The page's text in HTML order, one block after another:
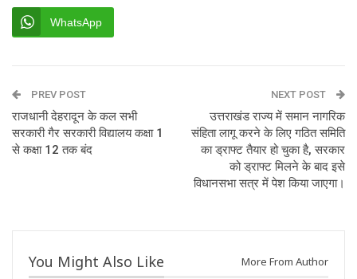
WhatsApp
PREV POST
राजधानी देहरादून के कल सभी
सरकारी गैर सरकारी विद्यालय कक्षा 1
से कक्षा 12 तक बंद
NEXT POST
उत्तराखंड राज्य में समान नागरिक
संहिता लागू करने के लिए गठित समिति
का ड्राफ्ट तैयार हो चुका है, सरकार
को ड्राफ्ट मिलने के बाद इसे
विधानसभा सत्र में पेश किया जाएगा।
You Might Also Like More From Author